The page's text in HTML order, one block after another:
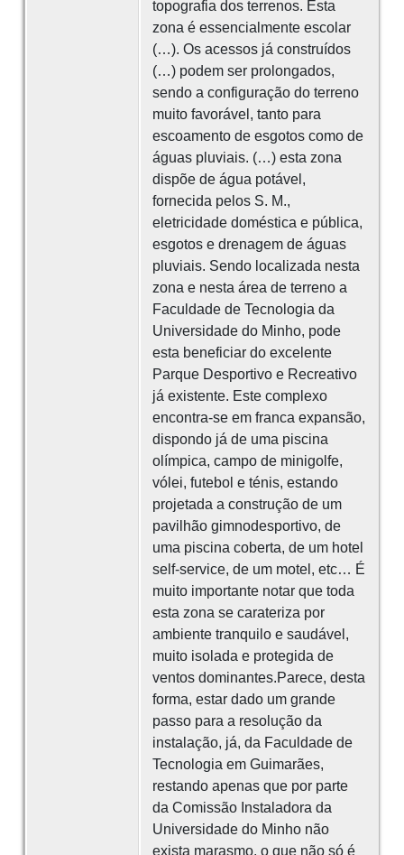
topografia dos terrenos. Esta
zona é essencialmente escolar
(…). Os acessos já construídos
(…) podem ser prolongados,
sendo a configuração do terreno
muito favorável, tanto para
escoamento de esgotos como de
águas pluviais. (…) esta zona
dispõe de água potável,
fornecida pelos S. M.,
eletricidade doméstica e pública,
esgotos e drenagem de águas
pluviais. Sendo localizada nesta
zona e nesta área de terreno a
Faculdade de Tecnologia da
Universidade do Minho, pode
esta beneficiar do excelente
Parque Desportivo e Recreativo
já existente. Este complexo
encontra-se em franca expansão,
dispondo já de uma piscina
olímpica, campo de minigolfe,
vólei, futebol e ténis, estando
projetada a construção de um
pavilhão gimnodesportivo, de
uma piscina coberta, de um hotel
self-service, de um motel, etc… É
muito importante notar que toda
esta zona se carateriza por
ambiente tranquilo e saudável,
muito isolada e protegida de
ventos dominantes.Parece, desta
forma, estar dado um grande
passo para a resolução da
instalação, já, da Faculdade de
Tecnologia em Guimarães,
restando apenas que por parte
da Comissão Instaladora da
Universidade do Minho não
exista marasmo, o que não só é